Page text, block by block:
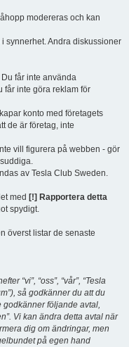
modereras och kan
synnerhet. Andra diskussioner
får inte använda
får inte göra reklam för
konto med företagets
de är företag, inte
vill figurera på webben - gör
av Tesla Club Sweden.
med [!] Rapportera detta
spydigt.
överst listar de senaste
“vi”, “oss”, “vår”, “Tesla
så godkänner du att du
godkänner följande avtal,
Vi kan ändra detta avtal när
dig om ändringar, men
på egen hand